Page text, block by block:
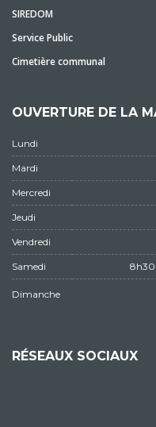
SIREDOM
Service Public
Cimetière communal
OUVERTURE DE LA
Lundi
Mardi
Mercredi
Jeudi
Vendredi
Samedi
Dimanche
RÉSEAUX SOCIAUX